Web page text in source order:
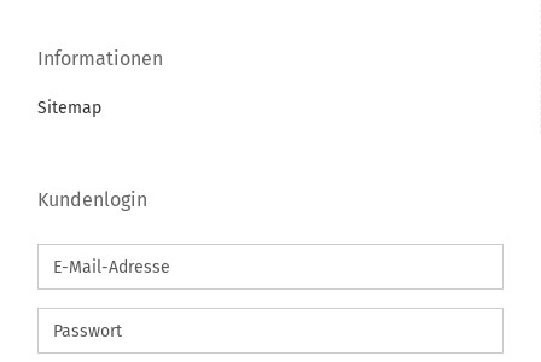
Informationen
Sitemap
Kundenlogin
E-
Mail-
Adresse
Passwort